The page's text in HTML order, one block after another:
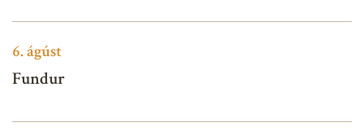
6.ágúst
Fundur